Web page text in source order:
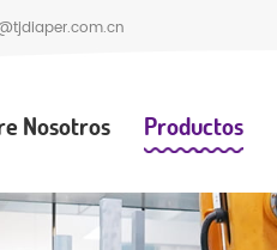
Nosotros Productos